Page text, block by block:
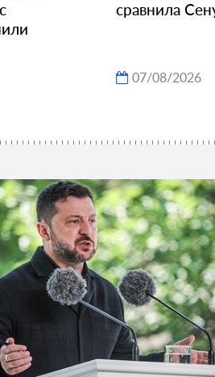
сравнила
07/08/2026